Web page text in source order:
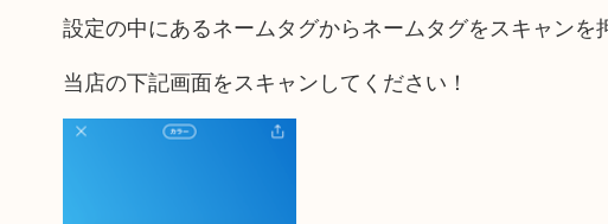
設定の中にあるネームタグからネームタグをスキャンを
当店の下記画面をスキャンしてください！